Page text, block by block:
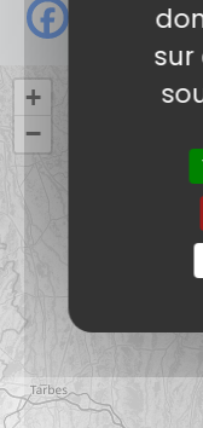
+
−
sur